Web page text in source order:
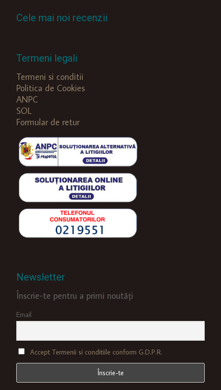
Cele mai noi recenzii
Termeni legali
Termeni si conditii
Politica de Cookies
ANPC
SOL
Formular de retur
Newsletter
Înscrie-te pentru a primi noutăți
Email
Accept Termenii si conditiile conform G.D.P.R.